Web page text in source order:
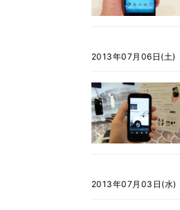
2013年07月06日(土)
2013年07月03日(水)